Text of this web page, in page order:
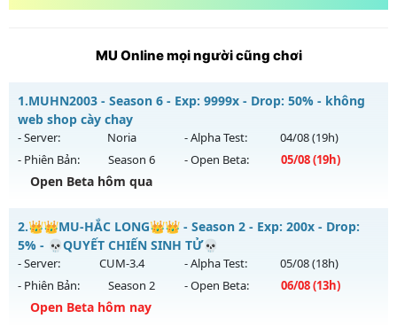
MU Online mọi người cũng chơi
1.MUHN2003 - Season 6 - Exp: 9999x - Drop: 50% - không
web shop cày chay
- Server: Noria - Alpha Test: 04/08(19h)
- Phiên Bản:
Season 6 - Open Beta: 05/08(19h)
Open Beta hôm qua
MUHN2003 - không web shop cày chay
Mu mới ra tháng 08 2026 - Mở máy chủ
05/08/2626
Exp: 9999x - Drop: 50%
Kiểu reset: Reset In Game
2.👑👑MU-HẮC LONG👑👑 - Season 2 - Exp: 200x - Drop:
5% - 💀QUYẾT CHIẾN SINH TỬ💀
- Server: CUM-3.4 - Alpha Test: 05/08(18h)
- Phiên Bản:
Season 2 - Open Beta: 06/08(13h)
Open Beta hôm nay